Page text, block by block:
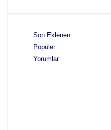
Son Eklenen
Popüler
Yorumlar